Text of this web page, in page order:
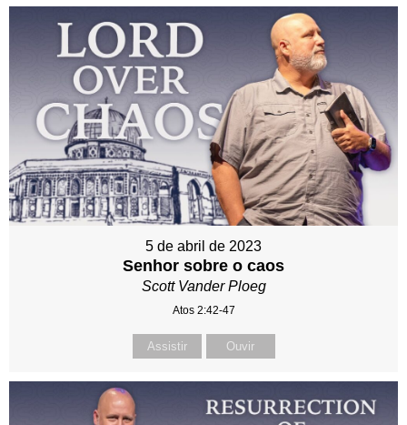
5 de abril de 2023
Senhor sobre o caos
Scott Vander Ploeg
Atos 2:42-47
Assistir Ouvir